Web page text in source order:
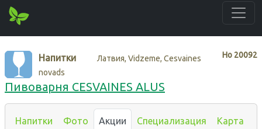
Нo 20092
Напитки
Латвия, Vidzeme, Cesvaines
novads
Пивоварня CESVAINES ALUS
Напитки Фото Акции Специализация Карта